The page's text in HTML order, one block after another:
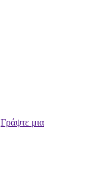
Γράψτε μια